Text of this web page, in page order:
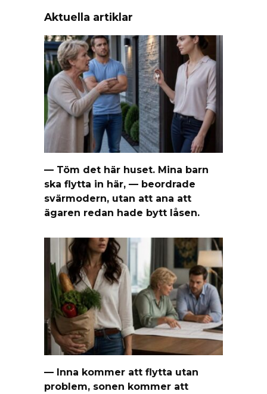
Aktuella artiklar
— Töm det här huset. Mina barn
ska flytta in här, — beordrade
svärmodern, utan att ana att
ägaren redan hade bytt låsen.
— Inna kommer att flytta utan
problem, sonen kommer att